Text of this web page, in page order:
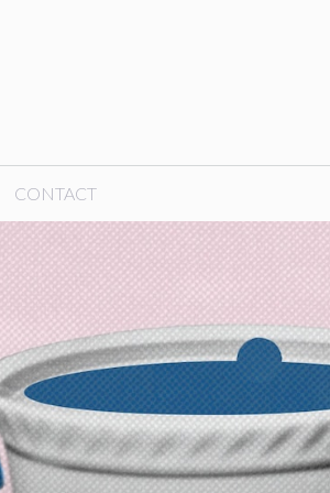
CONTACT